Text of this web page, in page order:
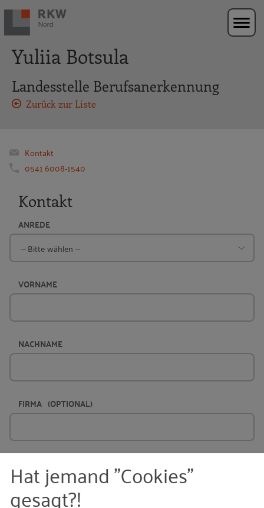
Zur Navigation springen
Zum Hauptinhalt springen
Yuliia Botsula
Landesstelle Berufsanerkennung
Zurück zur Liste
Kontakt
0541 6008-1540
Kontakt
ANREDE
VORNAME
NACHNAME
FIRMA (OPTIONAL)
Hat jemand "Cookies"
gesagt?!